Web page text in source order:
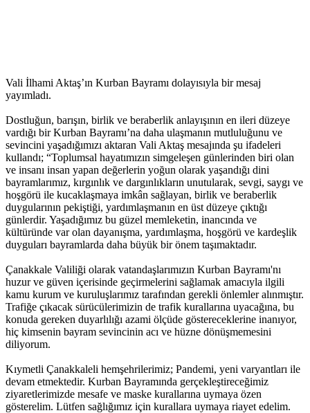
Vali İlhami Aktaş’ın Kurban Bayramı dolayısıyla bir mesaj
yayımladı.
Dostluğun, barışın, birlik ve beraberlik anlayışının en ileri düzeye
vardığı bir Kurban Bayramı’na daha ulaşmanın mutluluğunu ve
sevincini yaşadığımızı aktaran Vali Aktaş mesajında şu ifadeleri
kullandı; “Toplumsal hayatımızın simgeleşen günlerinden biri olan
ve insanı insan yapan değerlerin yoğun olarak yaşandığı dini
bayramlarımız, kırgınlık ve dargınlıkların unutularak, sevgi, saygı ve
hoşgörü ile kucaklaşmaya imkân sağlayan, birlik ve beraberlik
duygularının pekiştiği, yardımlaşmanın en üst düzeye çıktığı
günlerdir. Yaşadığımız bu güzel memleketin, inancında ve
kültüründe var olan dayanışma, yardımlaşma, hoşgörü ve kardeşlik
duyguları bayramlarda daha büyük bir önem taşımaktadır.
Çanakkale Valiliği olarak vatandaşlarımızın Kurban Bayramı'nı
huzur ve güven içerisinde geçirmelerini sağlamak amacıyla ilgili
kamu kurum ve kuruluşlarımız tarafından gerekli önlemler alınmıştır.
Trafiğe çıkacak sürücülerimizin de trafik kurallarına uyacağına, bu
konuda gereken duyarlılığı azami ölçüde göstereceklerine inanıyor,
hiç kimsenin bayram sevincinin acı ve hüzne dönüşmemesini
diliyorum.
Kıymetli Çanakkaleli hemşehrilerimiz; Pandemi, yeni varyantları ile
devam etmektedir. Kurban Bayramında gerçekleştireceğimiz
ziyaretlerimizde mesafe ve maske kurallarına uymaya özen
gösterelim. Lütfen sağlığımız için kurallara uymaya riayet edelim.